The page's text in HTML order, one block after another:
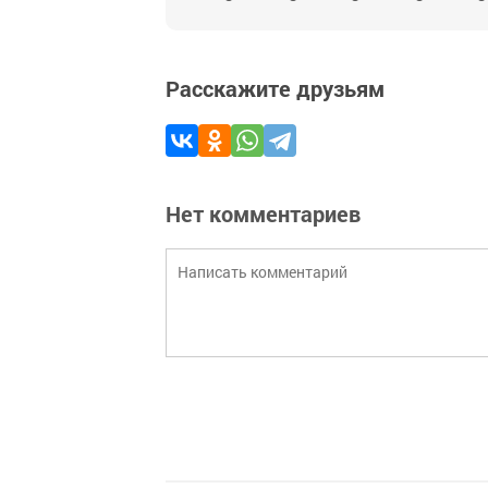
Расскажите друзьям
Нет комментариев